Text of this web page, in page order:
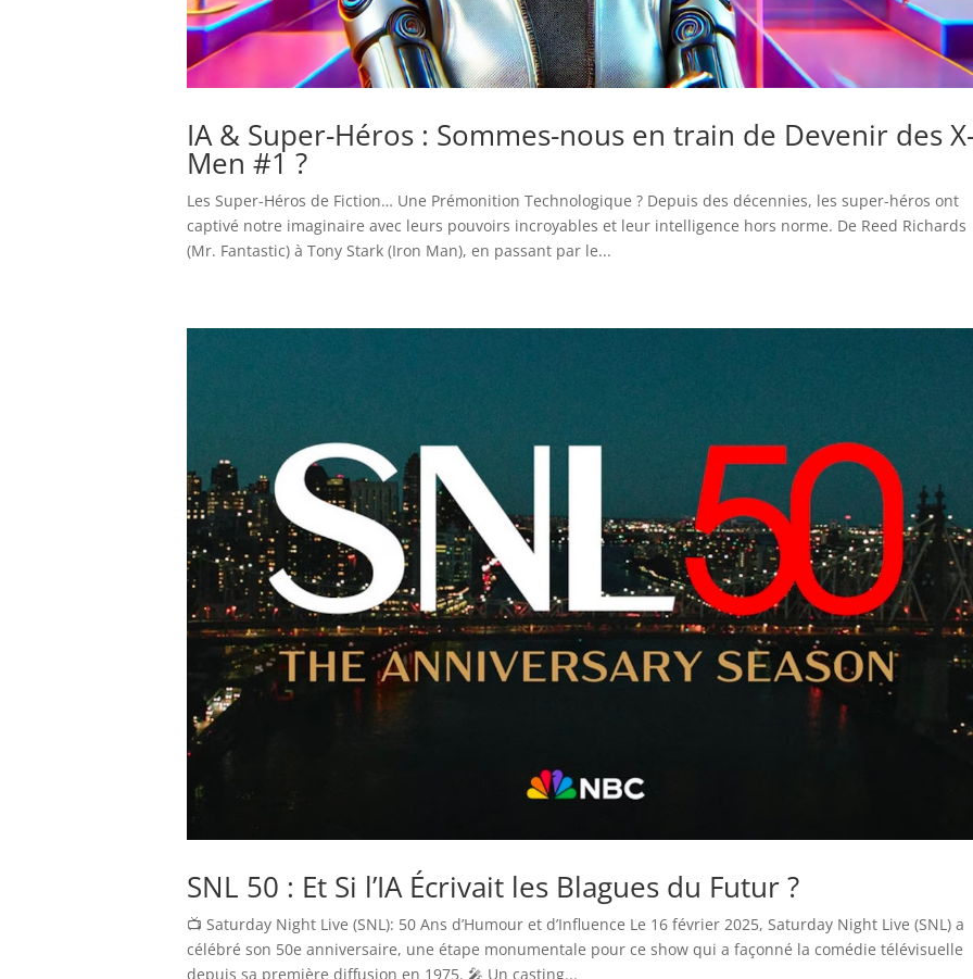
IA & Super-Héros : Sommes-nous en train de Devenir des
Men #1 ?
Les Super-Héros de Fiction… Une Prémonition Technologique ? Depuis des décennies, les super-héros ont
captivé notre imaginaire avec leurs pouvoirs incroyables et leur intelligence hors norme. De Reed Richards
(Mr. Fantastic) à Tony Stark (Iron Man), en passant par le...
SNL 50 : Et Si l’IA Écrivait les Blagues du Futur ?
📺 Saturday Night Live (SNL): 50 Ans d’Humour et d’Influence Le 16 février 2025, Saturday Night Live (SNL) a
célébré son 50e anniversaire, une étape monumentale pour ce show qui a façonné la comédie télévisuelle
depuis sa première diffusion en 1975. 🎤 Un casting...